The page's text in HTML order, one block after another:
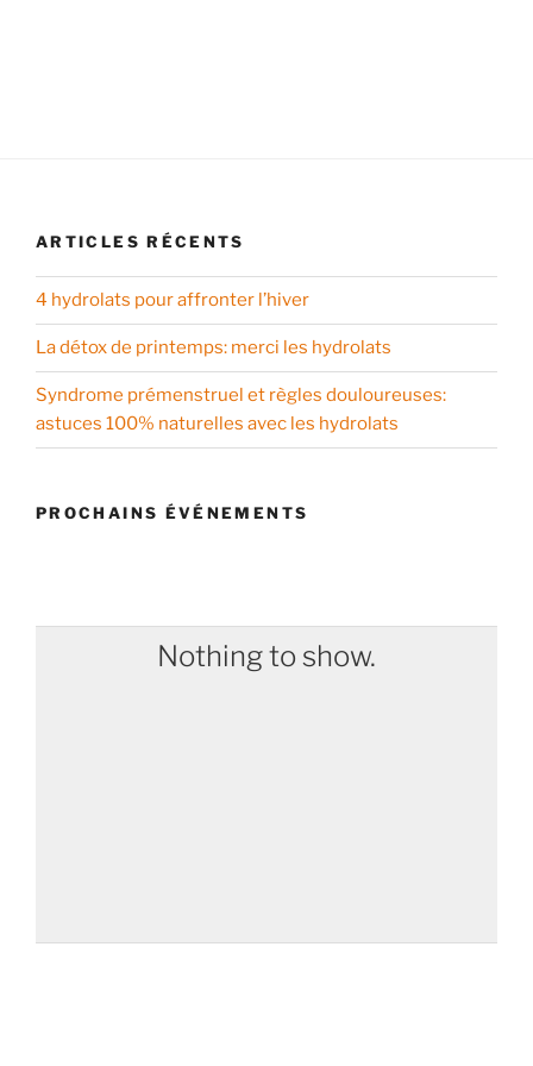
ARTICLES RÉCENTS
4 hydrolats pour affronter l’hiver
La détox de printemps: merci les hydrolats
Syndrome prémenstruel et règles douloureuses:
astuces 100% naturelles avec les hydrolats
PROCHAINS ÉVÉNEMENTS
Nothing to show.